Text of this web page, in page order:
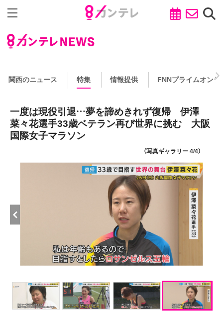
関西のニュース 特集 情報提供 FNNプライムオンラ
一度は現役引退…夢を諦めきれず復帰 伊澤
菜々花選手33歳ベテラン再び世界に挑む 大阪
国際女子マラソン
（写真ギャラリー 4/4）